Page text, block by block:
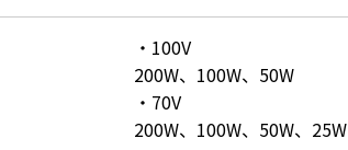
・100V
200W、100W、50W
・70V
200W、100W、50W、25W